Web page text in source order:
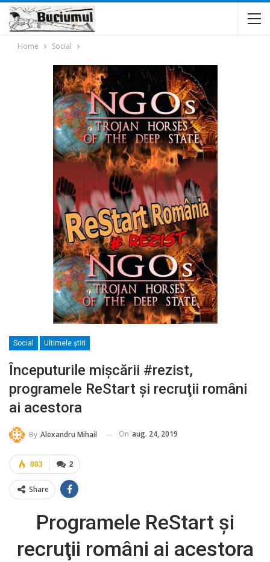
Home Social
Social Ultimele ştiri
Începuturile mișcării #rezist,
programele ReStart şi recruţii români
ai acestora
By Alexandru Mihail On aug. 24, 2019
2
883
Share
Programele ReStart şi
recruţii români ai acestora